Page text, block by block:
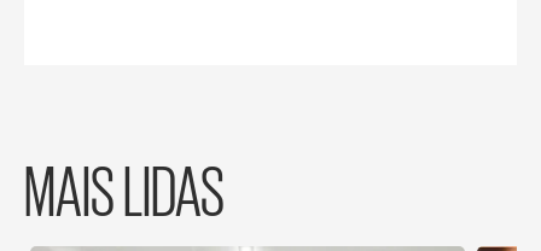
MAIS LIDAS